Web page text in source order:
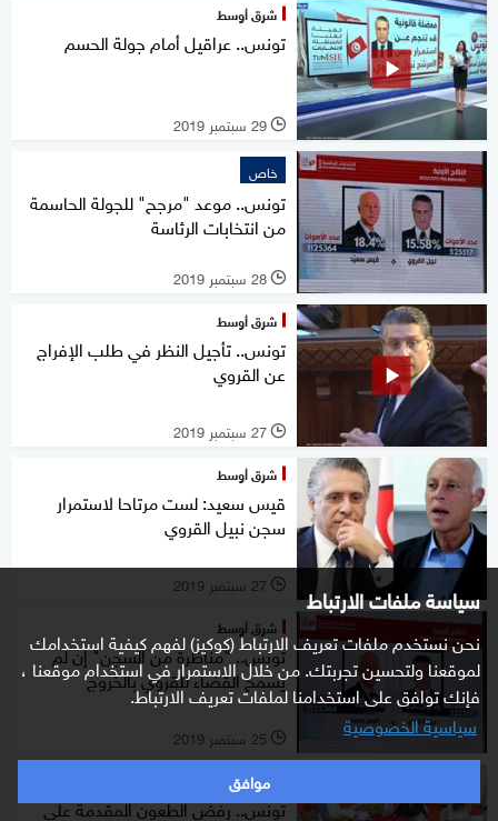
سياسة ملفات الارتباط
نحن نستخدم ملفات تعريف الارتباط (كوكيز) لفهم كيفية استخدامك
لموقعنا ولتحسين تجربتك. من خلال الاستمرار في استخدام موقعنا ،
فإنك توافق على استخدامنا لملفات تعريف الارتباط.
سياسية الخصوصية
موافق
شرق أوسط
تونس.. عراقيل أمام جولة الحسم
l 29 سبتمبر 2019
خاص
تونس.. موعد "مرجح" للجولة الحاسمة
من انتخابات الرئاسة
l 28 سبتمبر 2019
شرق أوسط
تونس.. تأجيل النظر في طلب الإفراج
عن القروي
l 27 سبتمبر 2019
شرق أوسط
قيس سعيد: لست مرتاحا لاستمرار
سجن نبيل القروي
l 27 سبتمبر 2019
شرق أوسط
تونس.. "مناظرة من السجن" إن لم
يسمح القضاء للقروي بالخروج
l 25 سبتمبر 2019
شرق أوسط
تونس.. رفض الطعون المقدمة على